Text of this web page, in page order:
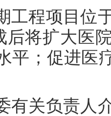
工程项目位
后将扩大医
平；促进医
有关负责人